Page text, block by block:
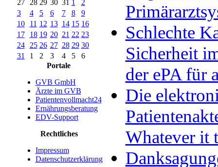
27
28 29 30 31 1
2
3
4 5 6 7 8
9
10
11 12 13 14 15 16
17
18 19 20 21 22 23
24
25 26 27 28 29 30
31
1 2 3 4 5
6
Portale
GVB GmbH
Ärzte im GVB
Patientenvollmacht24
Ernährungsberatung
EDV-Support
Rechtliches
Impressum
Datenschutzerklärung
Schlechte
Sicherheit
der ePA für
Die
Whatever it